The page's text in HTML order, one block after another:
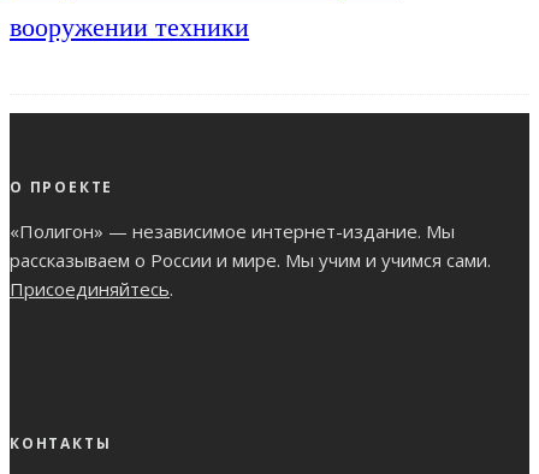
вооружении техники
О ПРОЕКТЕ
«Полигон» — независимое интернет-издание. Мы
рассказываем о России и мире. Мы учим и учимся сами.
Присоединяйтесь.
КОНТАКТЫ